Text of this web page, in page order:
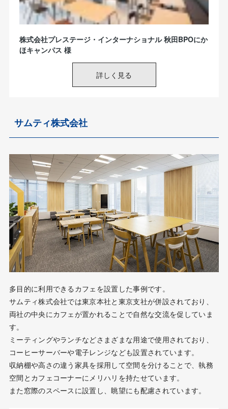
サムティ株式会社
多目的に利用できるカフェを設置した事例です。
サムティ株式会社では東京本社と東京支社が併設されており、
両社の中央にカフェが置かれることで自然な交流を促していま
す。
ミーティングやランチなどさまざまな用途で使用されており、
コーヒーサーバーや電子レンジなども設置されています。
収納棚や高さの違う家具を採用して空間を分けることで、執務
空間とカフェコーナーにメリハリを持たせています。
また窓際のスペースに設置し、眺望にも配慮されています。